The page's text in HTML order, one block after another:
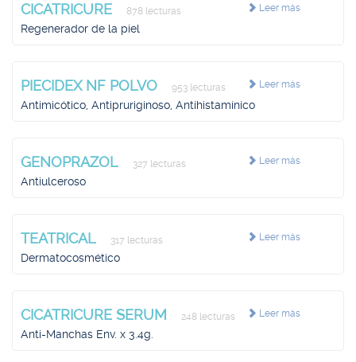
Leer más
CICATRICURE 878 lecturas
Regenerador de la piel
Leer más
PIECIDEX NF POLVO 953 lecturas
Antimicótico, Antipruriginoso, Antihistamínico
Leer más
GENOPRAZOL 327 lecturas
Antiulceroso
Leer más
TEATRICAL 317 lecturas
Dermatocosmético
Leer más
CICATRICURE SERUM 248 lecturas
Anti-Manchas Env. x 3.4g.